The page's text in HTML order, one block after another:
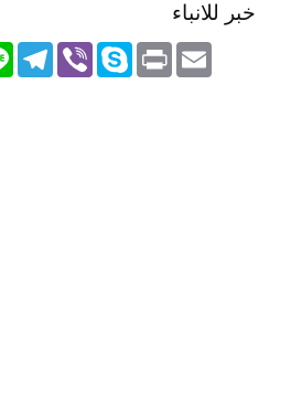
خبر للانباء
ViberSkype PrintEmail